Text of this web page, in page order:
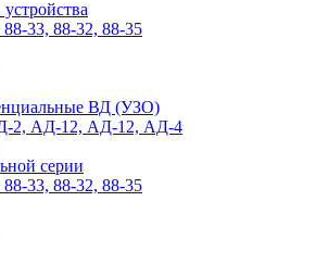
33, 88-32, 88-35
ВД (УЗО)
2, АД-12, АД-12, АД-4
серии
33, 88-32, 88-35